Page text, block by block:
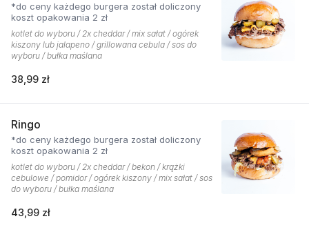
*do ceny każdego burgera został doliczony
koszt opakowania 2 zł
kotlet do wyboru / 2x cheddar / mix sałat / ogórek
kiszony lub jalapeno / grillowana cebula / sos do
wyboru / bułka maślana
38,99 zł
Ringo
*do ceny każdego burgera został doliczony
koszt opakowania 2 zł
kotlet do wyboru / 2x cheddar / bekon / krążki
cebulowe / pomidor / ogórek kiszony / mix sałat / sos
do wyboru / bułka maślana
43,99 zł